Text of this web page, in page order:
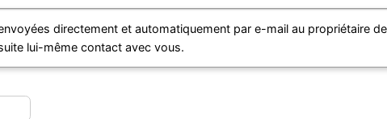
directement et automatiquement par e-mail au propriétaire
lui-même contact avec vous.